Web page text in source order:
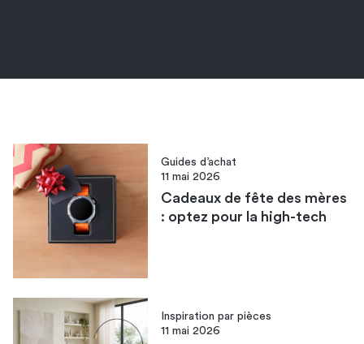
Guides d’achat
11 mai 2026
Cadeaux de fête des mères
: optez pour la high-tech
Inspiration par pièces
11 mai 2026